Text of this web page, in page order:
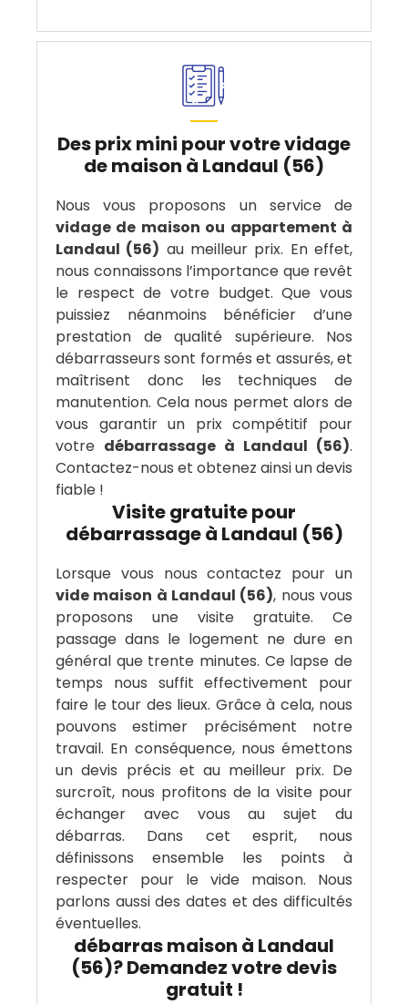
Des prix mini pour votre vidage
de maison à Landaul (56)
Nous vous proposons un service de
vidage de maison ou appartement à
Landaul (56) au meilleur prix. En effet,
nous connaissons l’importance que revêt
le respect de votre budget. Que vous
puissiez néanmoins bénéficier d’une
prestation de qualité supérieure. Nos
débarrasseurs sont formés et assurés, et
maîtrisent donc les techniques de
manutention. Cela nous permet alors de
vous garantir un prix compétitif pour
votre débarrassage à Landaul (56).
Contactez-nous et obtenez ainsi un devis
fiable !
Visite gratuite pour
débarrassage à Landaul (56)
Lorsque vous nous contactez pour un
vide maison à Landaul (56), nous vous
proposons une visite gratuite. Ce
passage dans le logement ne dure en
général que trente minutes. Ce lapse de
temps nous suffit effectivement pour
faire le tour des lieux. Grâce à cela, nous
pouvons estimer précisément notre
travail. En conséquence, nous émettons
un devis précis et au meilleur prix. De
surcroît, nous profitons de la visite pour
échanger avec vous au sujet du
débarras. Dans cet esprit, nous
définissons ensemble les points à
respecter pour le vide maison. Nous
parlons aussi des dates et des difficultés
éventuelles.
débarras maison à Landaul
(56)? Demandez votre devis
gratuit !